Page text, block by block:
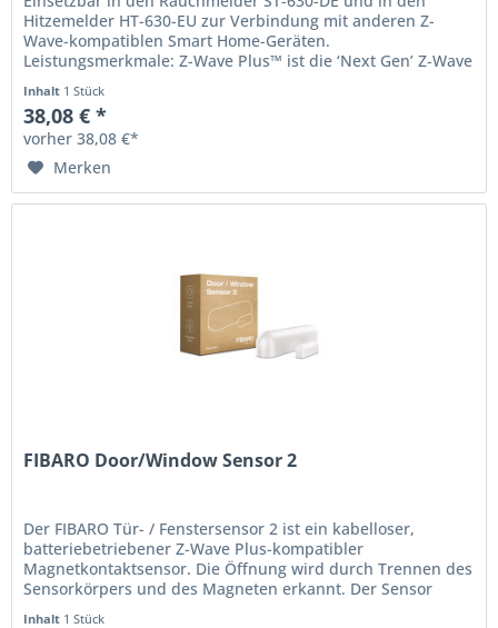
Hitzemelder HT-630-EU zur Verbindung mit anderen Z-
Wave-kompatiblen Smart Home-Geräten.
Leistungsmerkmale: Z-Wave Plus™ ist die ‘Next Gen’ Z-Wave
Inhalt 1 Stück
38,08 € *
vorher 38,08 €*
Merken
FIBARO Door/Window Sensor 2
Der FIBARO Tür- / Fenstersensor 2 ist ein kabelloser,
batteriebetriebener Z-Wave Plus-kompatibler
Magnetkontaktsensor. Die Öffnung wird durch Trennen des
Sensorkörpers und des Magneten erkannt. Der Sensor
Inhalt 1 Stück